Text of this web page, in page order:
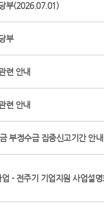
부(2026.07.01)
부
련 안내
련 안내
부정수급 집중신고기간 안내
- 전주기 기업지원 사업설명